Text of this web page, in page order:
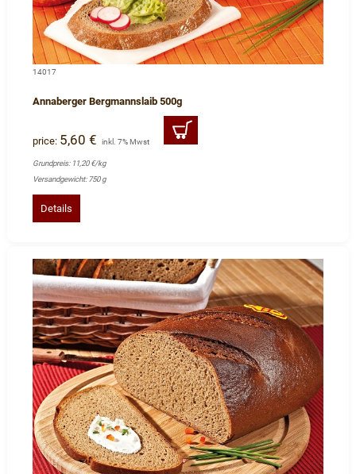
14017
Annaberger Bergmannslaib 500g
price: 5,60 € inkl. 7% Mwst
Grundpreis: 11,20 €/kg
Versandgewicht: 750 g
Details